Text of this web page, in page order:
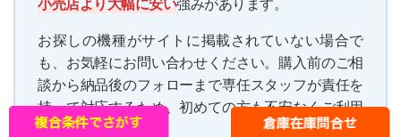
お探しの機種がサイトに掲載されていない場合で
も、お気軽にお問い合わせください。購入前のご相
談から納品後のフォローまで専任スタッフが責任を
持って対応するため、初めての方も不安なくご利用
いただけます。